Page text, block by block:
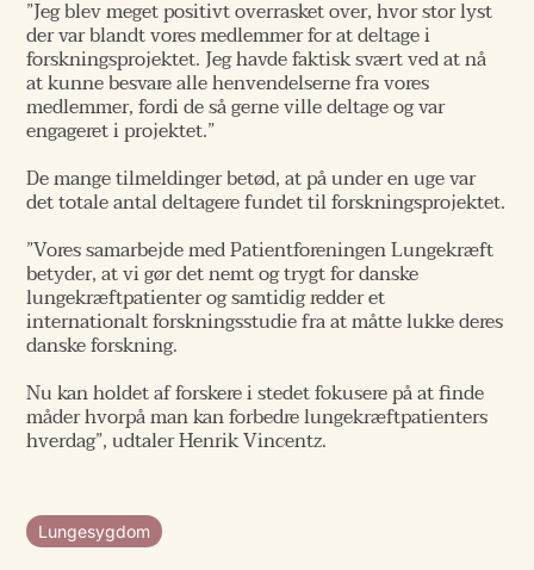
”Jeg blev meget positivt overrasket over, hvor stor lyst
der var blandt vores medlemmer for at deltage i
forskningsprojektet. Jeg havde faktisk svært ved at nå
at kunne besvare alle henvendelserne fra vores
medlemmer, fordi de så gerne ville deltage og var
engageret i projektet.”
De mange tilmeldinger betød, at på under en uge var
det totale antal deltagere fundet til forskningsprojektet.
”Vores samarbejde med Patientforeningen Lungekræft
betyder, at vi gør det nemt og trygt for danske
lungekræftpatienter og samtidig redder et
internationalt forskningsstudie fra at måtte lukke deres
danske forskning.
Nu kan holdet af forskere i stedet fokusere på at finde
måder hvorpå man kan forbedre lungekræftpatienters
hverdag”, udtaler Henrik Vincentz.
Lungesygdom